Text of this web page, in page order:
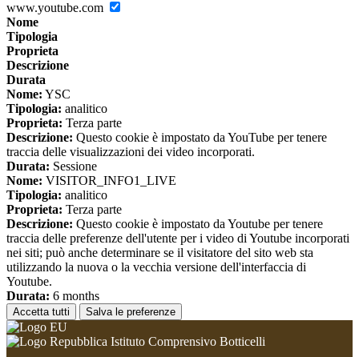
www.youtube.com
Nome
Tipologia
Proprieta
Descrizione
Durata
Nome: YSC
Tipologia: analitico
Proprieta: Terza parte
Descrizione: Questo cookie è impostato da YouTube per tenere
traccia delle visualizzazioni dei video incorporati.
Durata: Sessione
Nome: VISITOR_INFO1_LIVE
Tipologia: analitico
Proprieta: Terza parte
Descrizione: Questo cookie è impostato da Youtube per tenere
traccia delle preferenze dell'utente per i video di Youtube incorporati
nei siti; può anche determinare se il visitatore del sito web sta
utilizzando la nuova o la vecchia versione dell'interfaccia di
Youtube.
Durata: 6 months
Accetta tutti Salva le preferenze
Istituto Comprensivo Botticelli